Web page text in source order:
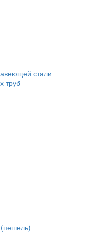
стали
труб